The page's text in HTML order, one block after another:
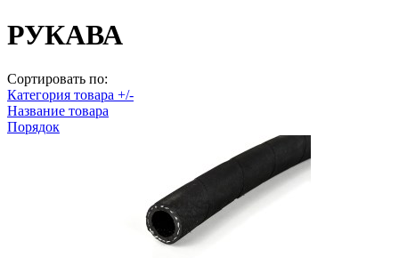
РУКАВА
Сортировать по:
Категория товара +/-
Название товара
Порядок